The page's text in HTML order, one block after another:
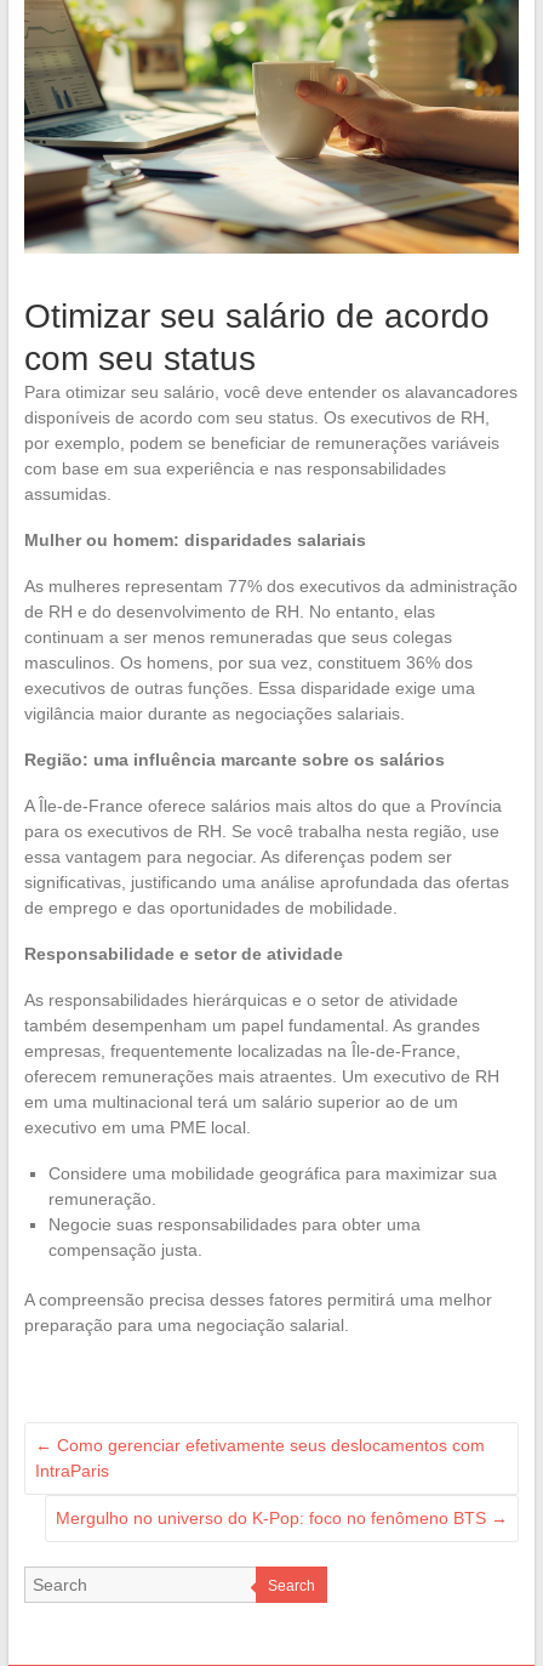
Otimizar seu salário de acordo
com seu status
Para otimizar seu salário, você deve entender os alavancadores
disponíveis de acordo com seu status. Os executivos de RH,
por exemplo, podem se beneficiar de remunerações variáveis
com base em sua experiência e nas responsabilidades
assumidas.
Mulher ou homem: disparidades salariais
As mulheres representam 77% dos executivos da administração
de RH e do desenvolvimento de RH. No entanto, elas
continuam a ser menos remuneradas que seus colegas
masculinos. Os homens, por sua vez, constituem 36% dos
executivos de outras funções. Essa disparidade exige uma
vigilância maior durante as negociações salariais.
Região: uma influência marcante sobre os salários
A Île-de-France oferece salários mais altos do que a Província
para os executivos de RH. Se você trabalha nesta região, use
essa vantagem para negociar. As diferenças podem ser
significativas, justificando uma análise aprofundada das ofertas
de emprego e das oportunidades de mobilidade.
Responsabilidade e setor de atividade
As responsabilidades hierárquicas e o setor de atividade
também desempenham um papel fundamental. As grandes
empresas, frequentemente localizadas na Île-de-France,
oferecem remunerações mais atraentes. Um executivo de RH
em uma multinacional terá um salário superior ao de um
executivo em uma PME local.
Considere uma mobilidade geográfica para maximizar sua
remuneração.
Negocie suas responsabilidades para obter uma
compensação justa.
A compreensão precisa desses fatores permitirá uma melhor
preparação para uma negociação salarial.
← Como gerenciar efetivamente seus deslocamentos com
IntraParis
Mergulho no universo do K-Pop: foco no fenômeno BTS →
Search